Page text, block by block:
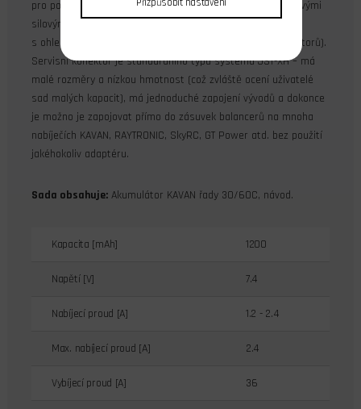
pro pohon modelů letadel a vrtulníků. Je opatřena silikonovými
silovými (nabíjecími) kabely s průřezem dimenzovaným
s ohledem na předpokládané proudové zatížení (bez konektorů).
Servisní konektor je standardního typu systému JST-XH – má
malé rozměry a nízkou hmotnost (což zvláště ocení uživatelé
sad malých kapacit), má jednoduché zapojení vývodů a dokonce
je možno je zapojovat přímo do zásuvek balancerů na mnoha
nabíječích KAVAN, RAYTRONIC, SkyRC, GT Power atd. bez použití
jakéhokoliv adaptéru.
Sada obsahuje:Akumulátor KAVAN řady 30/60C, návod.
Kapacita [mAh] 1200
Napětí [V] 7.4
Nabíjecí proud [A] 1.2 - 2.4
Max. nabíjecí proud [A] 2.4
Vybíjecí proud [A] 36
Přizpůsobit nastavení